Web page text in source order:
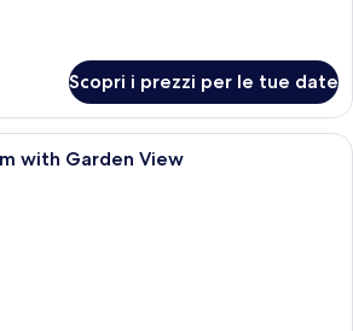
Scopri i prezzi per le tue date
Una camera d'hotel moderna con
with Garden View